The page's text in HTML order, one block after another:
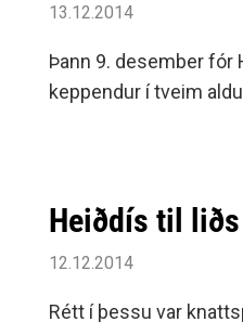
13.12.2014
Þann 9. desember fór
keppendur í tveim
Heiðdís til
12.12.2014
Rétt í þessu var